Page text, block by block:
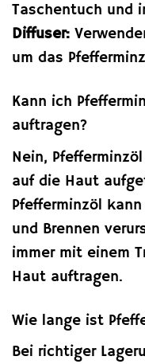
Taschentuch und
Diffuser:
um das
Kann ich
auftragen?
Nein,
auf die Haut
Pfefferminzöl
und Brennen
immer mit einem
Haut auftragen.
Wie lange ist
Bei richtiger